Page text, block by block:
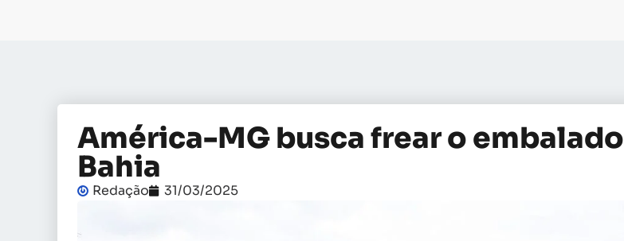
América-MG busca frear o embalado
Bahia
Redação 31/03/2025